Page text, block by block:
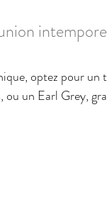
optez pour un
un Earl Grey,